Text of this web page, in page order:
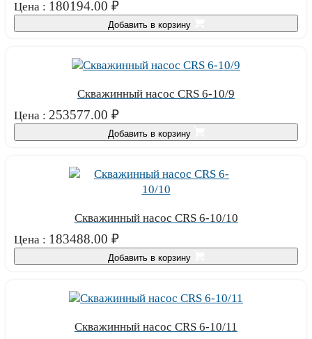
Цена : 180194.00 ₽
Добавить в корзину
Скважинный насос CRS 6-10/9
Цена : 253577.00 ₽
Добавить в корзину
Скважинный насос CRS 6-10/10
Цена : 183488.00 ₽
Добавить в корзину
Скважинный насос CRS 6-10/11